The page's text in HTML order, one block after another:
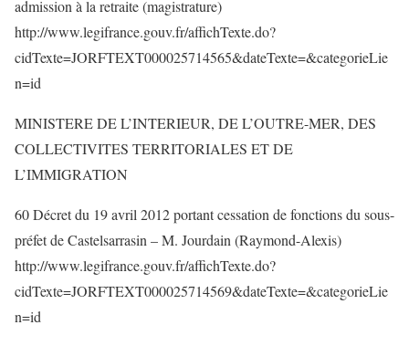
admission à la retraite (magistrature)
http://www.legifrance.gouv.fr/affichTexte.do?
cidTexte=JORFTEXT000025714565&dateTexte=&categorieLie
n=id
MINISTERE DE L’INTERIEUR, DE L’OUTRE-MER, DES
COLLECTIVITES TERRITORIALES ET DE
L’IMMIGRATION
60 Décret du 19 avril 2012 portant cessation de fonctions du sous-
préfet de Castelsarrasin – M. Jourdain (Raymond-Alexis)
http://www.legifrance.gouv.fr/affichTexte.do?
cidTexte=JORFTEXT000025714569&dateTexte=&categorieLie
n=id